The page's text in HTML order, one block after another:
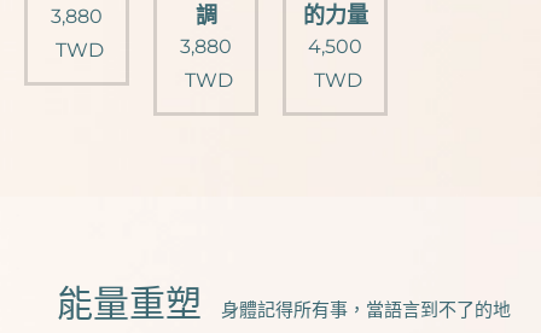
3,880
TWD
調
3,880
TWD
的力量
4,500
TWD
⚡能量重塑 身體記得所有事，當語言到不了的地